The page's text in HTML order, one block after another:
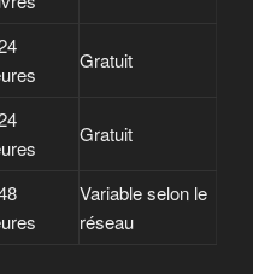
Gratuit
Gratuit
Variable selon le
réseau